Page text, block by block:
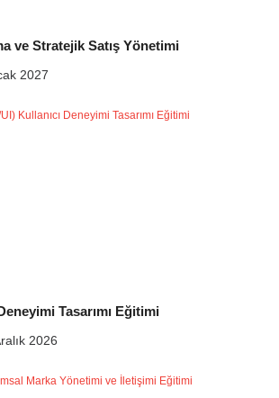
ve Stratejik Satış Yönetimi
2027
Tasarımı Eğitimi
2026